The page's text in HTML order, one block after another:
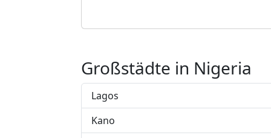
Großstädte in Nigeria
Lagos
Kano